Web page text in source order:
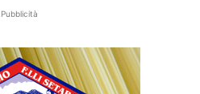
Pubblicità